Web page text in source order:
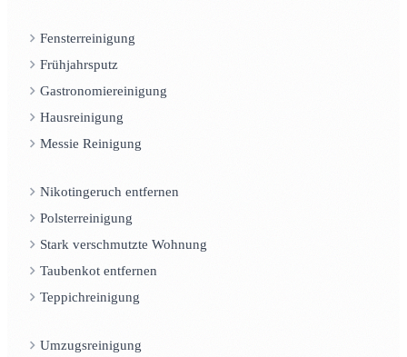
Fensterreinigung
Frühjahrsputz
Gastronomiereinigung
Hausreinigung
Messie Reinigung
Nikotingeruch entfernen
Polsterreinigung
Stark verschmutzte Wohnung
Taubenkot entfernen
Teppichreinigung
Umzugsreinigung